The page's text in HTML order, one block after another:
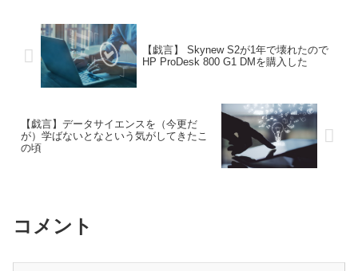
【戯言】 Skynew S2が1年で壊れたので
HP ProDesk 800 G1 DMを購入した
【戯言】データサイエンスを（今更だ
が）学ばないとなという気がしてきたこ
の頃
コメント